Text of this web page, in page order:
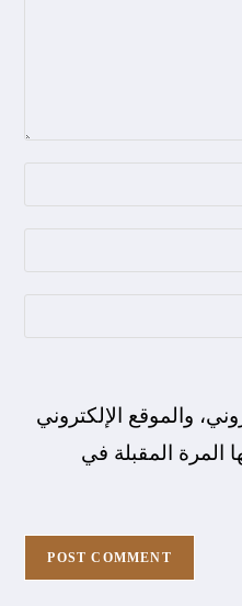
والموقع الإلكتروني
المرة المقبلة في